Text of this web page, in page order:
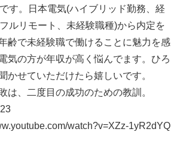
す。日本電気(ハイブリッド勤務、経
ルリモート、未経験職種)から内定を
齢で未経験職で働けることに魅力を感
気の方が年収が高く悩んでます。ひろ
かせていただけたら嬉しいです。
は、二度目の成功のための教訓。
watch?v=XZz-1yR2dYQ